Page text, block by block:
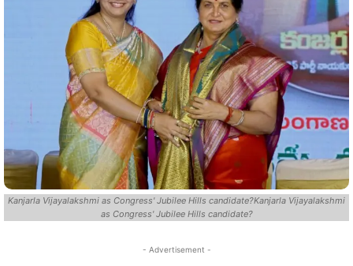
Kanjarla Vijayalakshmi as Congress' Jubilee Hills candidate?Kanjarla Vijayalakshmi
as Congress' Jubilee Hills candidate?
- Advertisement -